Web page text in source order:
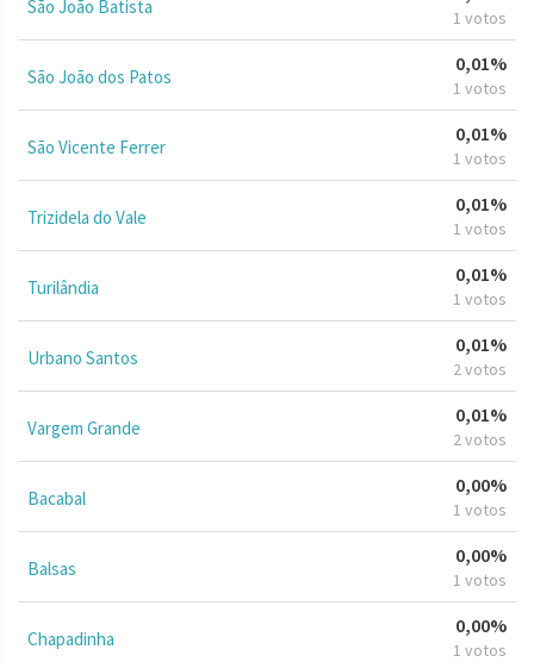
São João Batista 1 votos
São João dos Patos
0,01%
1 votos
São Vicente Ferrer
0,01%
1 votos
Trizidela do Vale
0,01%
1 votos
Turilândia
0,01%
1 votos
Urbano Santos
0,01%
2 votos
Vargem Grande
0,01%
2 votos
Bacabal
0,00%
1 votos
Balsas
0,00%
1 votos
Chapadinha
0,00%
1 votos